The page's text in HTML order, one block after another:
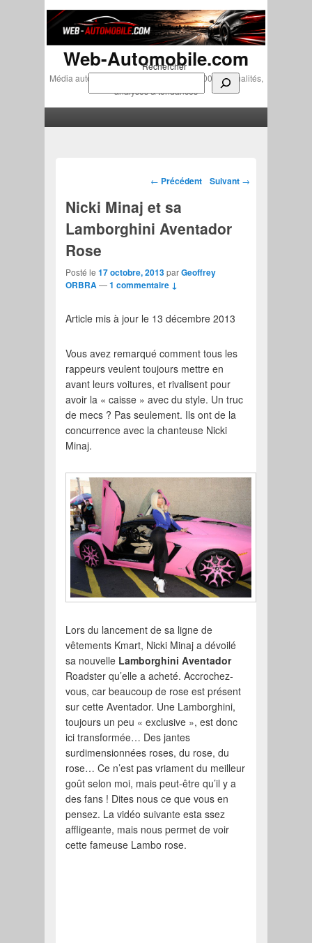
Rechercher
Web-Automobile.com
Média automobile indépendant depuis 2007 • Actualités,
analyses & tendances
Navigation des articles
← Précédent Suivant →
Nicki Minaj et sa
Lamborghini Aventador
Rose
Posté le17 octobre, 2013parGeoffrey
ORBRA—1 commentaire ↓
Article mis à jour le 13 décembre 2013
Vous avez remarqué comment tous les
rappeurs veulent toujours mettre en
avant leurs voitures, et rivalisent pour
avoir la « caisse » avec du style. Un truc
de mecs ? Pas seulement. Ils ont de la
concurrence avec la chanteuse Nicki
Minaj.
Lors du lancement de sa ligne de
vêtements Kmart, Nicki Minaj a dévoilé
sa nouvelle Lamborghini Aventador
Roadster qu’elle a acheté. Accrochez-
vous, car beaucoup de rose est présent
sur cette Aventador. Une Lamborghini,
toujours un peu « exclusive », est donc
ici transformée… Des jantes
surdimensionnées roses, du rose, du
rose… Ce n’est pas vriament du meilleur
goût selon moi, mais peut-être qu’il y a
des fans ! Dites nous ce que vous en
pensez. La vidéo suivante esta ssez
affligeante, mais nous permet de voir
cette fameuse Lambo rose.